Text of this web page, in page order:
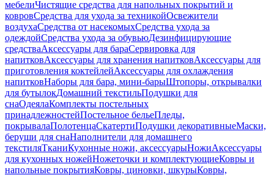
мебелиЧистящие средства для напольных покрытий и
ковровСредства для ухода за техникойОсвежители
воздухаСредства от насекомыхСредства ухода за
одеждойСредства ухода за обувьюДезинфицирующие
средстваАксессуары для бараСервировка для
напитковАксессуары для хранения напитковАксессуары для
приготовления коктейлейАксессуары для охлаждения
напитковНаборы для бара, мини-барыШтопоры, открывалки
для бутылокДомашний текстильПодушки для
снаОдеялаКомплекты постельных
принадлежностейПостельное бельеПледы,
покрывалаПолотенцаСкатертиПодушки декоративныеМаски,
беруши для снаНаполнители для домашнего
текстиляТканиКухонные ножи, аксессуарыНожиАксессуары
для кухонных ножейНожеточки и комплектующиеКовры и
напольные покрытияКовры, циновки, шкурыКовры,